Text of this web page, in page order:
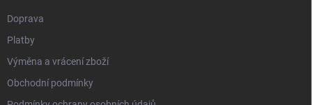
Doprava
Platby
Výměna a vrácení zboží
Obchodní podmínky